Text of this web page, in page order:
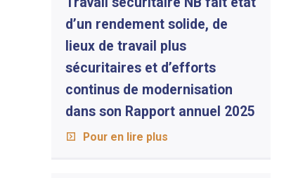
d’un rendement solide, de
lieux de travail plus
sécuritaires et d’efforts
continus de modernisation
dans son Rapport annuel 2025
Pour en lire plus